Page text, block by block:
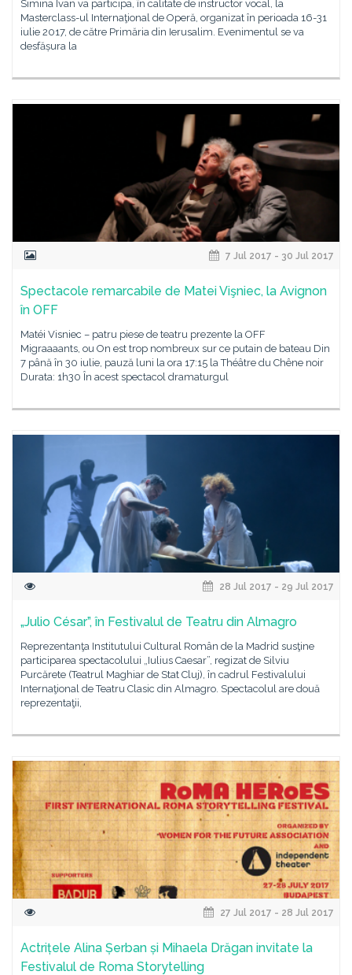
Simina Ivan va participa, în calitate de instructor vocal, la
Masterclass-ul Internaţional de Operă, organizat în perioada 16-31
iulie 2017, de către Primăria din Ierusalim. Evenimentul se va
desfășura la
7 Jul 2017 - 30 Jul 2017
Spectacole remarcabile de Matei Vişniec, la Avignon
în OFF
Matéi Visniec – patru piese de teatru prezente la OFF
Migraaaants, ou On est trop nombreux sur ce putain de bateau Din
7 până în 30 iulie, pauză luni la ora 17:15 la Théâtre du Chêne noir
Durata: 1h30 În acest spectacol dramaturgul
28 Jul 2017 - 29 Jul 2017
„Julio César”, în Festivalul de Teatru din Almagro
Reprezentanţa Institutului Cultural Român de la Madrid susţine
participarea spectacolului „Iulius Caesar”, regizat de Silviu
Purcărete (Teatrul Maghiar de Stat Cluj), în cadrul Festivalului
Internaţional de Teatru Clasic din Almagro. Spectacolul are două
reprezentaţii,
27 Jul 2017 - 28 Jul 2017
Actrițele Alina Șerban și Mihaela Drăgan invitate la
Festivalul de Roma Storytelling